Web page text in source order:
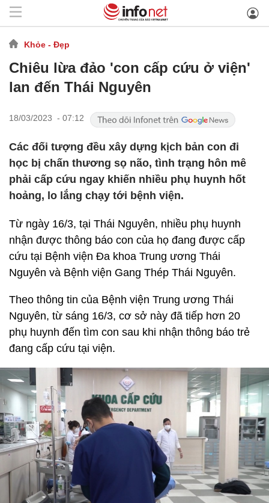
Khỏe - Đẹp
Chiêu lừa đảo 'con cấp cứu ở viện'
lan đến Thái Nguyên
18/03/2023 - 07:12
Các đối tượng đều xây dựng kịch bản con đi
học bị chấn thương sọ não, tình trạng hôn mê
phải cấp cứu ngay khiến nhiều phụ huynh hốt
hoảng, lo lắng chạy tới bệnh viện.
Từ ngày 16/3, tại Thái Nguyên, nhiều phụ huynh
nhận được thông báo con của họ đang được cấp
cứu tại Bệnh viện Đa khoa Trung ương Thái
Nguyên và Bệnh viện Gang Thép Thái Nguyên.
Theo thông tin của Bệnh viện Trung ương Thái
Nguyên, từ sáng 16/3, cơ sở này đã tiếp hơn 20
phụ huynh đến tìm con sau khi nhận thông báo trẻ
đang cấp cứu tại viện.